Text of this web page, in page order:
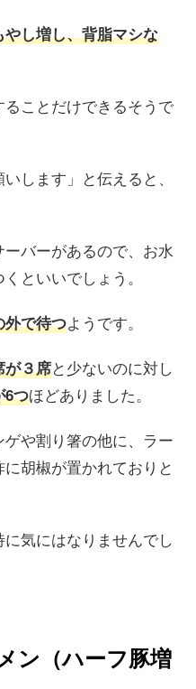
やし増し、背脂マシな
ことだけできるそうで
します」と伝えると、
バーがあるので、お水
といいでしょう。
外で待つようです。
が３席と少ないのに対し
6つほどありました。
や割り箸の他に、ラー
胡椒が置かれておりと
気にはなりませんでし
ン（ハーフ豚増